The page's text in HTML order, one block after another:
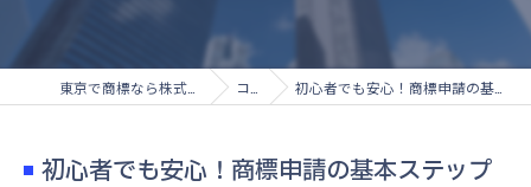
コラム 初心者でも安心！商標申請の基本ステップと流れを徹底解説
初心者でも安心！商標申請の基本ステップ